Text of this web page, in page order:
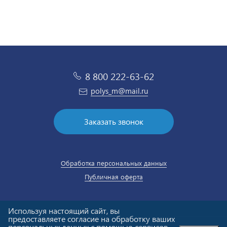
8 800 222-63-62
polys_m@mail.ru
Заказать звонок
Обработка персональных данных
Публичная оферта
Используя настоящий сайт, вы
предоставляете согласие на обработку ваших